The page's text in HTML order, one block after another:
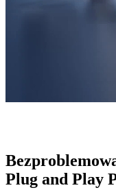
Plug and Play